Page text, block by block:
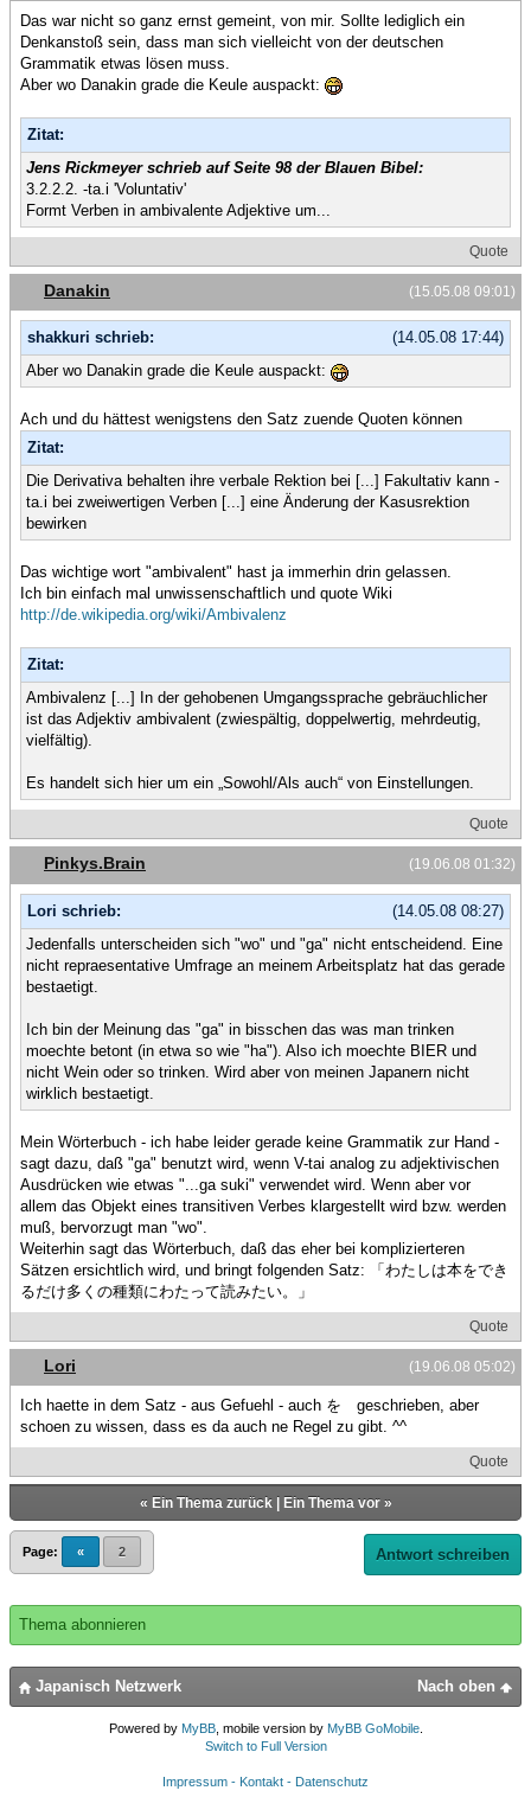
Das war nicht so ganz ernst gemeint, von mir. Sollte lediglich ein
Denkanstoß sein, dass man sich vielleicht von der deutschen
Grammatik etwas lösen muss.
Aber wo Danakin grade die Keule auspackt:
Zitat:
Jens Rickmeyer schrieb auf Seite 98 der Blauen Bibel:
3.2.2.2. -ta.i 'Voluntativ'
Formt Verben in ambivalente Adjektive um...
Quote
(15.05.08 09:01)
Danakin
(14.05.08 17:44)
shakkuri schrieb:
Aber wo Danakin grade die Keule auspackt:
Ach und du hättest wenigstens den Satz zuende Quoten können
Zitat:
Die Derivativa behalten ihre verbale Rektion bei [...] Fakultativ kann -
ta.i bei zweiwertigen Verben [...] eine Änderung der Kasusrektion
bewirken
Das wichtige wort "ambivalent" hast ja immerhin drin gelassen.
Ich bin einfach mal unwissenschaftlich und quote Wiki
http://de.wikipedia.org/wiki/Ambivalenz
Zitat:
Ambivalenz [...] In der gehobenen Umgangssprache gebräuchlicher
ist das Adjektiv ambivalent (zwiespältig, doppelwertig, mehrdeutig,
vielfältig).
Es handelt sich hier um ein „Sowohl/Als auch“ von Einstellungen.
Quote
(19.06.08 01:32)
Pinkys.Brain
(14.05.08 08:27)
Lori schrieb:
Jedenfalls unterscheiden sich "wo" und "ga" nicht entscheidend. Eine
nicht repraesentative Umfrage an meinem Arbeitsplatz hat das gerade
bestaetigt.
Ich bin der Meinung das "ga" in bisschen das was man trinken
moechte betont (in etwa so wie "ha"). Also ich moechte BIER und
nicht Wein oder so trinken. Wird aber von meinen Japanern nicht
wirklich bestaetigt.
Mein Wörterbuch - ich habe leider gerade keine Grammatik zur Hand -
sagt dazu, daß "ga" benutzt wird, wenn V-tai analog zu adjektivischen
Ausdrücken wie etwas "...ga suki" verwendet wird. Wenn aber vor
allem das Objekt eines transitiven Verbes klargestellt wird bzw. werden
muß, bervorzugt man "wo".
Weiterhin sagt das Wörterbuch, daß das eher bei komplizierteren
Sätzen ersichtlich wird, und bringt folgenden Satz: 「わたしは本をでき
るだけ多くの種類にわたって読みたい。」
Quote
(19.06.08 05:02)
Lori
Ich haette in dem Satz - aus Gefuehl - auch を geschrieben, aber
schoen zu wissen, dass es da auch ne Regel zu gibt. ^^
Quote
« Ein Thema zurück| Ein Thema vor»
Page: « 2 Antwort schreiben
Thema abonnieren
Nach oben
Japanisch Netzwerk
Powered by MyBB, mobile version by MyBB GoMobile.
Switch to Full Version
Impressum - Kontakt - Datenschutz